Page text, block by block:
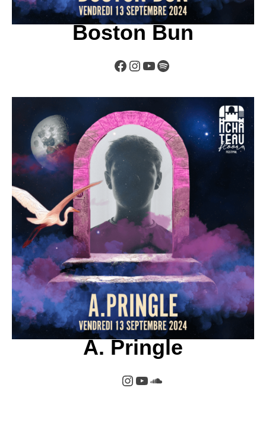
Boston Bun
A. Pringle